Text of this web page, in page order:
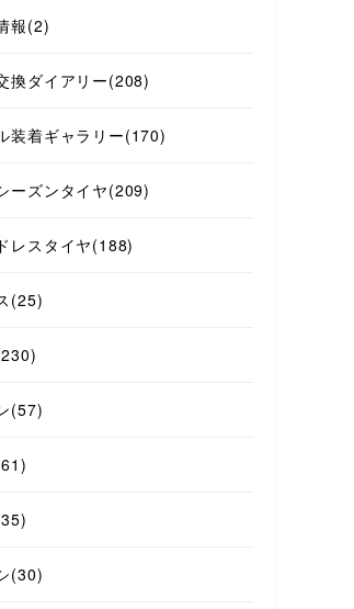
報(2)
換ダイアリー(208)
装着ギャラリー(170)
ーズンタイヤ(209)
レスタイヤ(188)
(25)
(57)
(30)